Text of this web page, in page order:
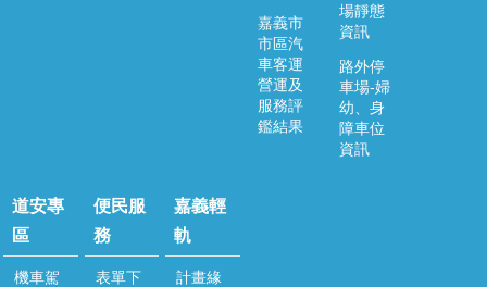
嘉義市
市區汽
車客運
營運及
服務評
鑑結果
場靜態
資訊
路外停
車場-婦
幼、身
障車位
資訊
道安專
區
機車駕
便民服
務
表單下
嘉義輕
軌
計畫緣